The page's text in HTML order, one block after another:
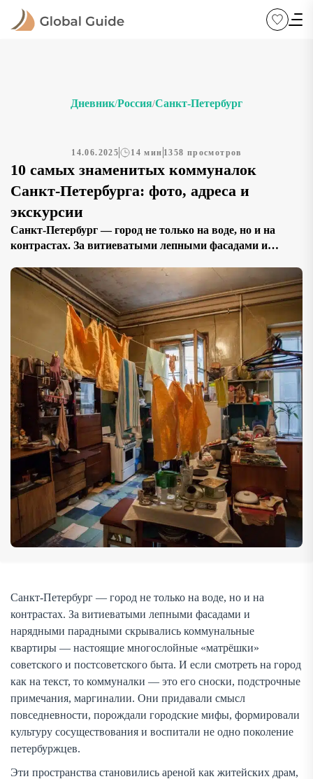
Дневник/Россия/Санкт-Петербург
14.06.2025 14 мин 1358 просмотров
10 самых знаменитых коммуналок
Санкт-Петербурга: фото, адреса и
экскурсии
Санкт-Петербург — город не только на воде, но и на
контрастах. За витиеватыми лепными фасадами и
квартиры — настоящие многослойные «матрёшки»
советского и постсоветского быта. И если смотреть на
город как на текст, то коммуналки — это его сноски,
подстрочные примечания, маргиналии. Они придавали
смысл повседневности, порождали городские мифы,
формировали культуру […]
Санкт-Петербург — город не только на воде, но и на
контрастах. За витиеватыми лепными фасадами и
нарядными парадными скрывались коммунальные
квартиры — настоящие многослойные «матрёшки»
советского и постсоветского быта. И если смотреть на город
как на текст, то коммуналки — это его сноски, подстрочные
примечания, маргиналии. Они придавали смысл
повседневности, порождали городские мифы, формировали
культуру сосуществования и воспитали не одно поколение
петербуржцев.
Эти пространства становились ареной как житейских драм,